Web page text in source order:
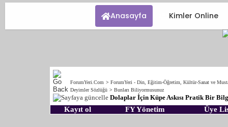
Anasayfa Kimler Online
ForumYeri.Com > ForumYeri - Din, Eğitim-Öğretim, Kültür-Sanat ve
Deyimler Sözlüğü > Bunları Biliyormusunuz
Dolaplar İçin Küpe Askısı Pratik Bir
Kayıt ol FY Yönetim Üye